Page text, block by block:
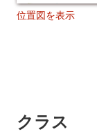
位置図を表示
クラス